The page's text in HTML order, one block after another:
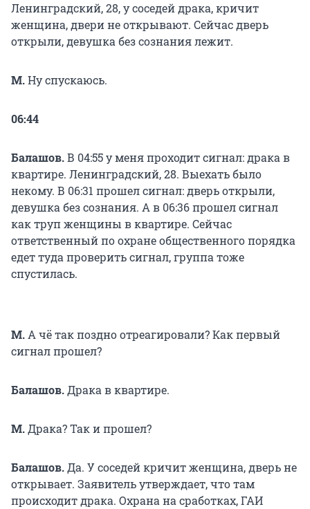
Ленинградский, 28, у соседей драка, кричит
женщина, двери не открывают. Сейчас дверь
открыли, девушка без сознания лежит.
М.Ну спускаюсь.
06:44
Балашов.В 04:55 у меня проходит сигнал: драка в
квартире. Ленинградский, 28. Выехать было
некому. В 06:31 прошел сигнал: дверь открыли,
девушка без сознания. А в 06:36 прошел сигнал
как труп женщины в квартире. Сейчас
ответственный по охране общественного порядка
едет туда проверить сигнал, группа тоже
спустилась.
М. А чё так поздно отреагировали? Как первый
сигнал прошел?
Балашов.Драка в квартире.
М.Драка? Так и прошел?
Балашов.Да. У соседей кричит женщина, дверь не
открывает. Заявитель утверждает, что там
происходит драка. Охрана на сработках, ГАИ